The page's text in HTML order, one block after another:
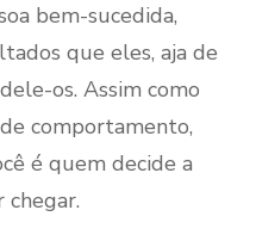
bem-sucedida,
que eles, aja de
os. Assim como
comportamento,
é quem decide a